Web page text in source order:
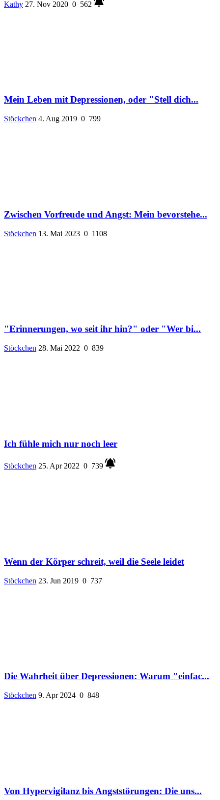
Kathy 27. Nov 2020 0 562
Mein Leben mit Depressionen, oder "Stell dich...
Stöckchen 4. Aug 2019 0 799
Zwischen Vorfreude und Angst: Mein bevorstehe...
Stöckchen 13. Mai 2023 0 1108
"Erinnerungen, wo seit ihr hin?" oder "Wer bi...
Stöckchen 28. Mai 2022 0 839
Ich fühle mich nur noch leer
Stöckchen 25. Apr 2022 0 739
Wenn der Körper schreit, weil die Seele leidet
Stöckchen 23. Jun 2019 0 737
Die Wahrheit über Depressionen: Warum "einfac...
Stöckchen 9. Apr 2024 0 848
Von Hypervigilanz bis Angststörungen: Die uns...